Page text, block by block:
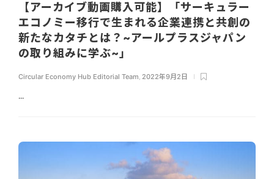
【アーカイブ動画購入可能】「サーキュラー
エコノミー移行で生まれる企業連携と共創の
新たなカタチとは？~アールプラスジャパン
の取り組みに学ぶ~」
Circular Economy Hub Editorial Team, 2022年9月2日
...